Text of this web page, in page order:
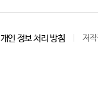
개인 정보 처리 방침 저